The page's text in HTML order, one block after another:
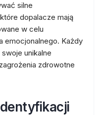
silne
dopalacze mają
w celu
emocjonalnego. Każdy
unikalne
zdrowotne